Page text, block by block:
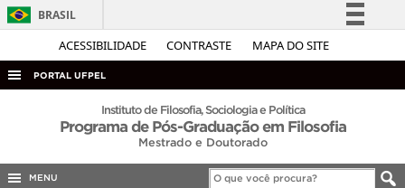
ACESSIBILIDADE CONTRASTE MAPA DO SITE
BRASIL
Simplifique!
Acesso à informação
Canais
PORTAL UFPEL
ACESSO À INFORMAÇÃO
AUDITORIA
Instituto de Filosofia, Sociologia e Política
Programa de Pós-Graduação em Filosofia
Mestrado e Doutorado
MENU